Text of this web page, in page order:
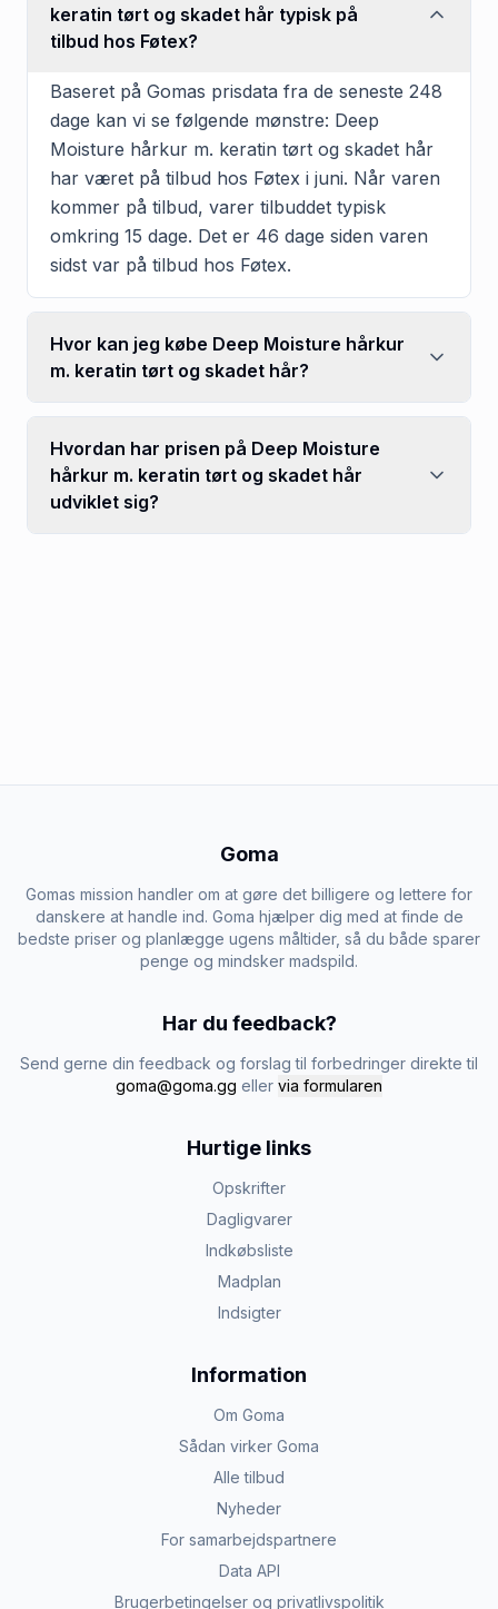
keratin tørt og skadet hår typisk på
tilbud hos Føtex?
Baseret på Gomas prisdata fra de seneste 248
dage kan vi se følgende mønstre: Deep
Moisture hårkur m. keratin tørt og skadet hår
har været på tilbud hos Føtex i juni. Når varen
kommer på tilbud, varer tilbuddet typisk
omkring 15 dage. Det er 46 dage siden varen
sidst var på tilbud hos Føtex.
Hvor kan jeg købe Deep Moisture hårkur
m. keratin tørt og skadet hår?
Hvordan har prisen på Deep Moisture
hårkur m. keratin tørt og skadet hår
udviklet sig?
Goma
Gomas mission handler om at gøre det billigere og lettere for
danskere at handle ind. Goma hjælper dig med at finde de
bedste priser og planlægge ugens måltider, så du både sparer
penge og mindsker madspild.
Har du feedback?
Send gerne din feedback og forslag til forbedringer direkte til
goma@goma.gg eller via formularen
Hurtige links
Opskrifter
Dagligvarer
Indkøbsliste
Madplan
Indsigter
Information
Om Goma
Sådan virker Goma
Alle tilbud
Nyheder
For samarbejdspartnere
Data API
Brugerbetingelser og privatlivspolitik